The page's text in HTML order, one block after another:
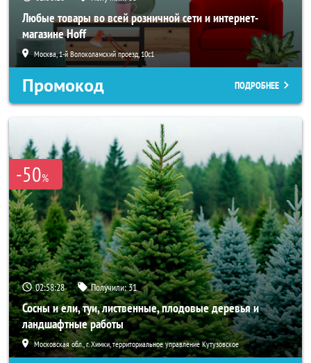
Любые товары во всей розничной сети и интернет-
магазине Hoff
Москва, 1-й Волоколамский проезд, 10с1
Промокод ПОДРОБНЕЕ
-50%
02:58:27 Получили:31
Сосны и ели, туи, лиственные, плодовые деревья и
ландшафтные работы
Московская обл., г. Химки, территориальное управление Кутузовское